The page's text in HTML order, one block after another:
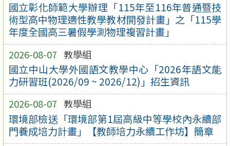
國立彰化師範大學辦理「115年至116年普通暨技
術型高中物理適性教學教材開發計畫」之「115學
年度全國高三暑假學測物理複習計畫」
2026-08-07 教學組
國立中山大學外國語文教學中心「2026年語文能
力研習班(2026/09 ~ 2026/12)」招生資訊
2026-08-07 教學組
環境部檢送「環境部第1屆高級中等學校內永續部
門養成培力計畫」【教師培力永續工作坊】簡章